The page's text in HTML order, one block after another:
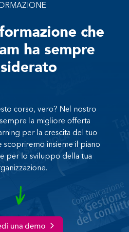
che
ha sempre
corso, vero? Nel nostro
la migliore offerta
per la crescita del tuo
scopriremo insieme il piano
per lo sviluppo della tua
una demo